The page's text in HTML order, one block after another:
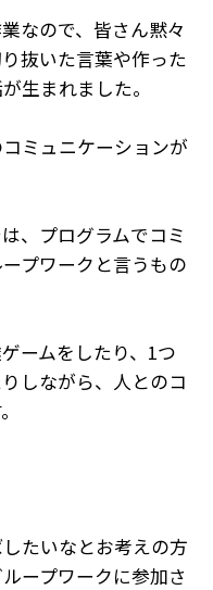
なので、皆さん黙々
抜いた言葉や作った
生まれました。
ミュニケーションが
、プログラムでコミ
プワークと言うもの
ームをしたり、1つ
しながら、人とのコ
たいなとお考えの方
ープワークに参加さ